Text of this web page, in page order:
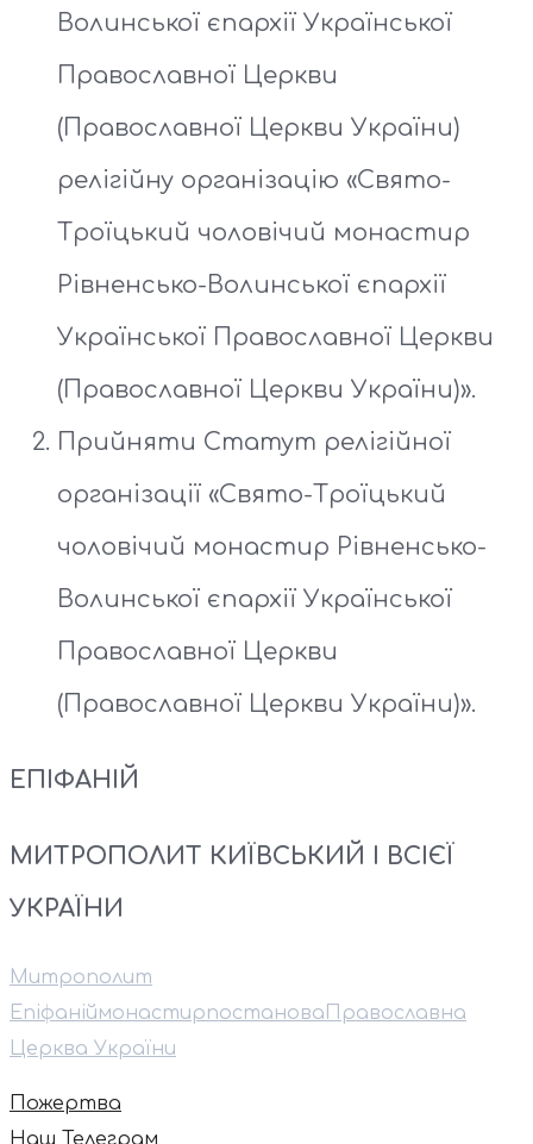
Волинської єпархії Української
Православної Церкви
(Православної Церкви України)
релігійну організацію «Свято-
Троїцький чоловічий монастир
Рівненсько-Волинської єпархії
Української Православної Церкви
(Православної Церкви України)».
Прийняти Статут релігійної
організації «Свято-Троїцький
чоловічий монастир Рівненсько-
Волинської єпархії Української
Православної Церкви
(Православної Церкви України)».
ЕПІФАНІЙ
МИТРОПОЛИТ КИЇВСЬКИЙ І ВСІЄЇ
УКРАЇНИ
Митрополит
Епіфаніймонастирпостанова Православна
Церква України
Пожертва
Наш Телеграм